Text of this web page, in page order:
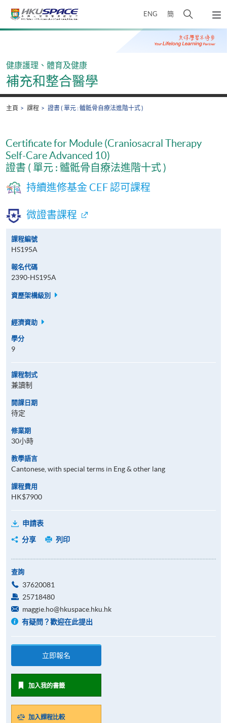
ENG 簡
開
搜
尋
彈
出
主
Main
健康護理、體育及健康
補充和整合醫學
主頁 課程 證書 ( 單元 : 髗骶骨自療法進階十式 )
Certificate for Module (Craniosacral Therapy
Self-Care Advanced 10)
證書 ( 單元 : 髗骶骨自療法進階十式 )
持續進修基金 CEF 認可課程
微證書課程
課程編號
HS195A
報名代碼
2390-HS195A
資歷架構級別
經濟資助
學分
9
課程制式
兼讀制
開課日期
待定
修業期
30小時
教學語言
Cantonese, with special terms in Eng & other lang
課程費用
HK$7900
申請表
分享
列印
查詢
37620081
25718480
maggie.ho@hkuspace.hku.hk
有疑問？歡迎在此提出
立即報名
加入我的書籤
加入課程比較